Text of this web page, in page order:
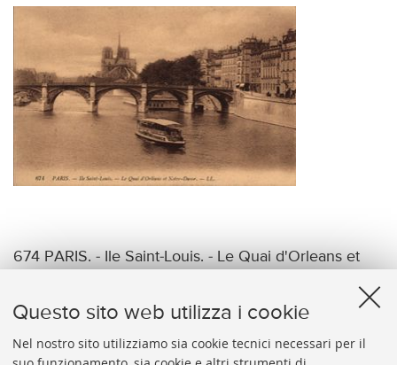
Questo sito web utilizza i cookie
Nel nostro sito utilizziamo sia cookie tecnici necessari per il
674 PARIS. - Ile Saint-Louis. - Le Quai d'Orleans et